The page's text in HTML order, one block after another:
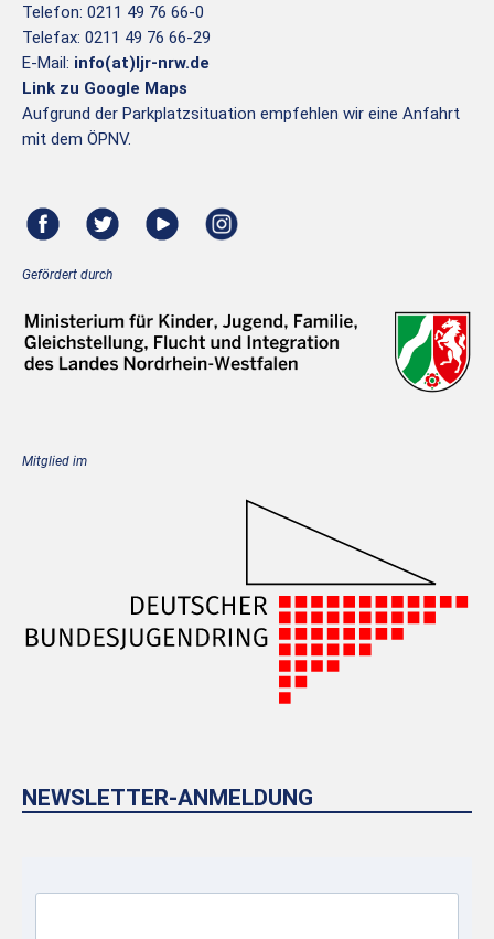
Telefon: 0211 49 76 66-0
Telefax: 0211 49 76 66-29
E-Mail: info(at)ljr-nrw.de
Link zu Google Maps
Aufgrund der Parkplatzsituation empfehlen wir eine Anfahrt
mit dem ÖPNV.
Gefördert durch
Mitglied im
NEWSLETTER-ANMELDUNG